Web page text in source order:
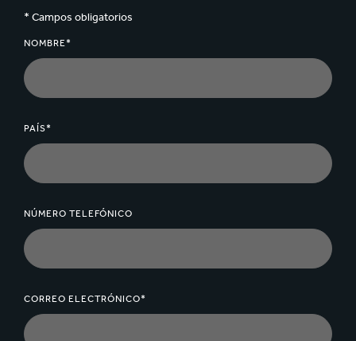
* Campos obligatorios
NOMBRE*
PAÍS*
NÚMERO TELEFÓNICO
CORREO ELECTRÓNICO*